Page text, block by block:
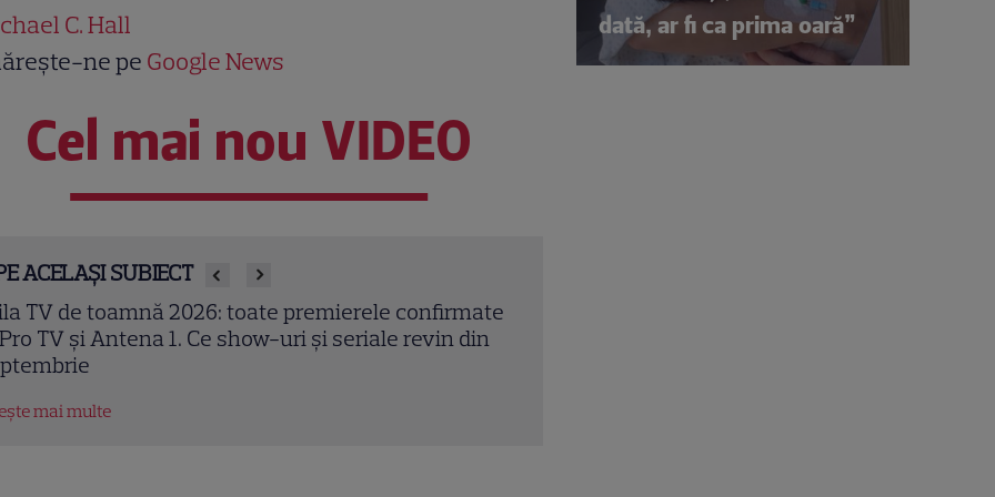
C. Hall
ne pe Google News
Cel mai nou VIDEO
ACELAȘI SUBIECT
Kasikci, fost câștigător MasterChef Turcia, a murit
de ani. Bucătarul a fost găsit fără viață în locuința
mai multe
dată, ar fi ca prima oară”